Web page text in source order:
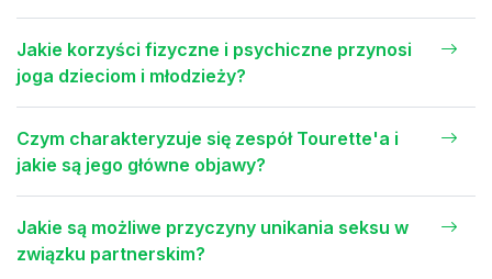
Jakie korzyści fizyczne i psychiczne przynosi
joga dzieciom i młodzieży?
Czym charakteryzuje się zespół Tourette'a i
jakie są jego główne objawy?
Jakie są możliwe przyczyny unikania seksu w
związku partnerskim?